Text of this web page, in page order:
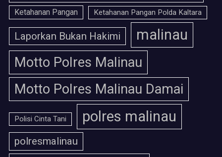
Ketahanan Pangan Ketahanan Pangan Polda Kaltara
Laporkan Bukan Hakimi malinau
Motto Polres Malinau
Motto Polres Malinau Damai
Polisi Cinta Tani polres malinau
polresmalinau